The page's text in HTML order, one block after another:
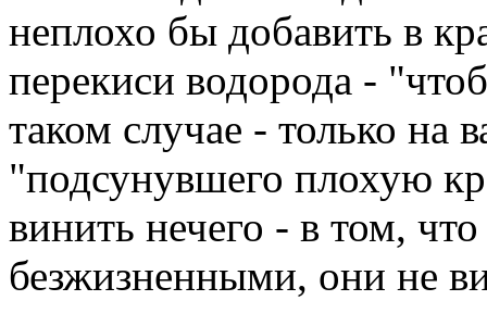
неплохо бы добавить в
перекиси водорода -
таком случае - только на
"подсунувшего плохую
винить нечего - в том,
безжизненными, они не